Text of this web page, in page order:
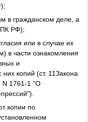
в гражданском деле, а
РФ);
или в случае их
в части ознакомления
и
копий (ст. 11Закона
N 1761-1 "О
копии по